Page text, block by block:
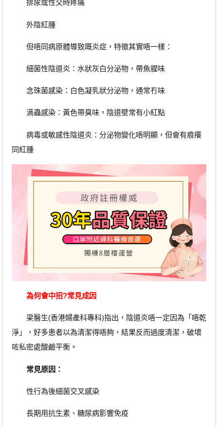
排尿或性交時疼痛
外陰紅腫
但唔同病原體導致嘅炎症，特徵其實唔一樣：
細菌性陰道炎：水狀灰白分泌物，帶魚腥味
念珠菌感染：白色凝乳狀分泌物，通常冇味
滴蟲感染：黃色帶臭味，陰道壁常有小紅點
病毒或敏感性陰道炎：分泌物變化唔明顯，但會有痕癢
同紅腫
為何會中招?常見成因
梁醫生(香港婦產科專科)指出，陰道炎唔一定因為「唔乾
淨」，好多患者以為清潔得唔夠，結果反而過度清潔，破壞
咗私密處酸鹼平衡。
常見原因：
性行為後細菌交叉感染
長期用抗生素、糖尿病影響免疫